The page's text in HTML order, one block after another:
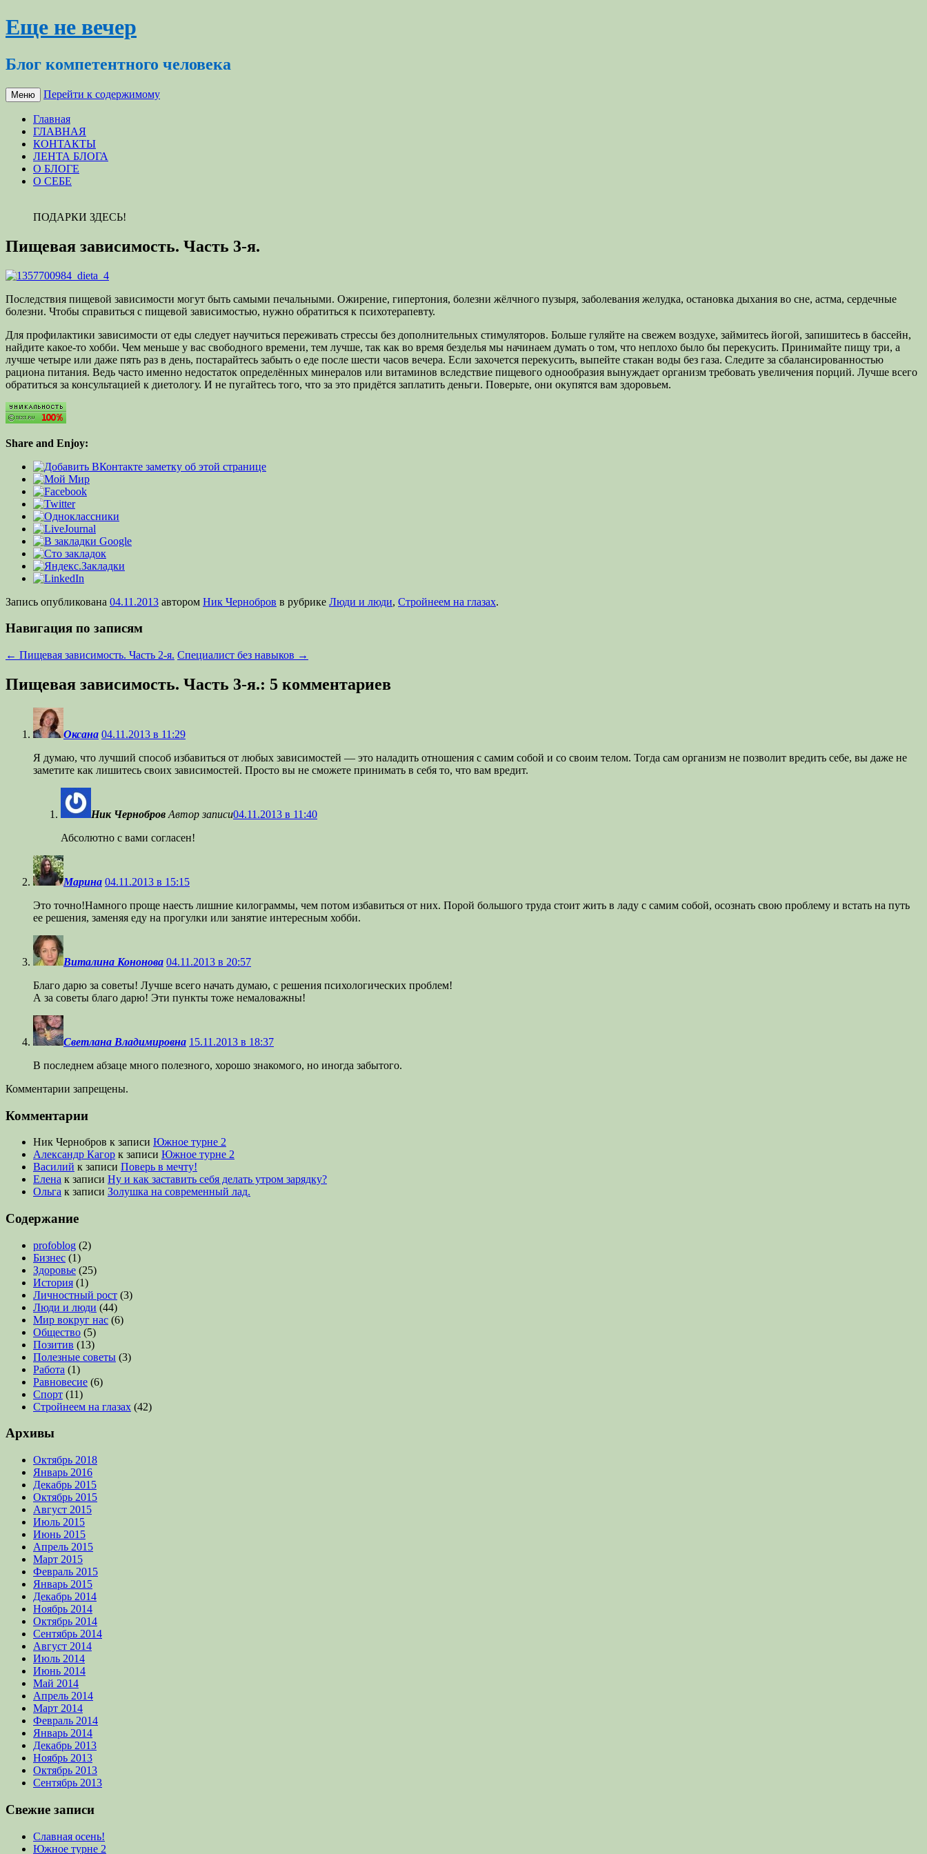
Еще не вечер
Блог компетентного человека
Меню Перейти к содержимому
Главная
ГЛАВНАЯ
КОНТАКТЫ
ЛЕНТА БЛОГА
О БЛОГЕ
О СЕБЕ
ПОДАРКИ ЗДЕСЬ!
Пищевая зависимость. Часть 3-я.
Последствия пищевой зависимости могут быть самыми печальными. Ожирение, гипертония, болезни жёлчного пузыря, заболевания желудка, остановка дыхания во сне, астма, сердечные
болезни. Чтобы справиться с пищевой зависимостью, нужно обратиться к психотерапевту.
Для профилактики зависимости от еды следует научиться переживать стрессы без дополнительных стимуляторов. Больше гуляйте на свежем воздухе, займитесь йогой, запишитесь в бассейн,
найдите какое-то хобби. Чем меньше у вас свободного времени, тем лучше, так как во время безделья мы начинаем думать о том, что неплохо было бы перекусить. Принимайте пищу три, а
лучше четыре или даже пять раз в день, постарайтесь забыть о еде после шести часов вечера. Если захочется перекусить, выпейте стакан воды без газа. Следите за сбалансированностью
рациона питания. Ведь часто именно недостаток определённых минералов или витаминов вследствие пищевого однообразия вынуждает организм требовать увеличения порций. Лучше всего
обратиться за консультацией к диетологу. И не пугайтесь того, что за это придётся заплатить деньги. Поверьте, они окупятся вам здоровьем.
Share and Enjoy:
Запись опубликована 04.11.2013 автором Ник Чернобров в рубрике Люди и люди, Стройнеем на глазах.
Навигация по записям
← Пищевая зависимость. Часть 2-я. Специалист без навыков →
Пищевая зависимость. Часть 3-я.: 5 комментариев
Оксана 04.11.2013 в 11:29
Я думаю, что лучший способ избавиться от любых зависимостей — это наладить отношения с самим собой и со своим телом. Тогда сам организм не позволит вредить себе, вы даже не
заметите как лишитесь своих зависимостей. Просто вы не сможете принимать в себя то, что вам вредит.
Ник Чернобров Автор записи04.11.2013 в 11:40
Абсолютно с вами согласен!
Марина 04.11.2013 в 15:15
Это точно!Намного проще наесть лишние килограммы, чем потом избавиться от них. Порой большого труда стоит жить в ладу с самим собой, осознать свою проблему и встать на путь
ее решения, заменяя еду на прогулки или занятие интересным хобби.
Виталина Кононова 04.11.2013 в 20:57
Благо дарю за советы! Лучше всего начать думаю, с решения психологических проблем!
А за советы благо дарю! Эти пункты тоже немаловажны!
Светлана Владимировна 15.11.2013 в 18:37
В последнем абзаце много полезного, хорошо знакомого, но иногда забытого.
Комментарии запрещены.
Комментарии
Ник Чернобров к записи Южное турне 2
Александр Кагор к записи Южное турне 2
Василий к записи Поверь в мечту!
Елена к записи Ну и как заставить себя делать утром зарядку?
Ольга к записи Золушка на современный лад.
Содержание
profoblog (2)
Бизнес (1)
Здоровье (25)
История (1)
Личностный рост (3)
Люди и люди (44)
Мир вокруг нас (6)
Общество (5)
Позитив (13)
Полезные советы (3)
Работа (1)
Равновесие (6)
Спорт (11)
Стройнеем на глазах (42)
Архивы
Октябрь 2018
Январь 2016
Декабрь 2015
Октябрь 2015
Август 2015
Июль 2015
Июнь 2015
Апрель 2015
Март 2015
Февраль 2015
Январь 2015
Декабрь 2014
Ноябрь 2014
Октябрь 2014
Сентябрь 2014
Август 2014
Июль 2014
Июнь 2014
Май 2014
Апрель 2014
Март 2014
Февраль 2014
Январь 2014
Декабрь 2013
Ноябрь 2013
Октябрь 2013
Сентябрь 2013
Свежие записи
Славная осень!
Южное турне 2